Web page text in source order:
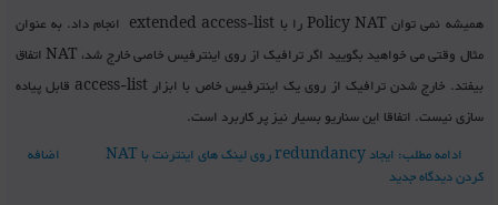
همیشه نمی توان Policy NAT را با extended access-list انجام داد. به عنوان
مثال وقتی می خواهید بگویید اگر ترافیک از روی اینترفیس خاصی خارج شد، NAT اتفاق
بیفتد. خارج شدن ترافیک از روی یک اینترفیس خاص با ابزار access-list قابل پیاده
سازی نیست. اتفاقا این سناریو بسیار نیز پر کاربرد است.
ادامه مطلب: ایجاد redundancy روی لینک های اینترنت با NAT
اضافه
کردن دیدگاه جدید